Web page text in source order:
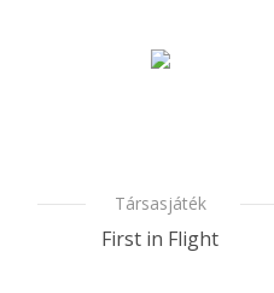
Társasjáték
First in Flight